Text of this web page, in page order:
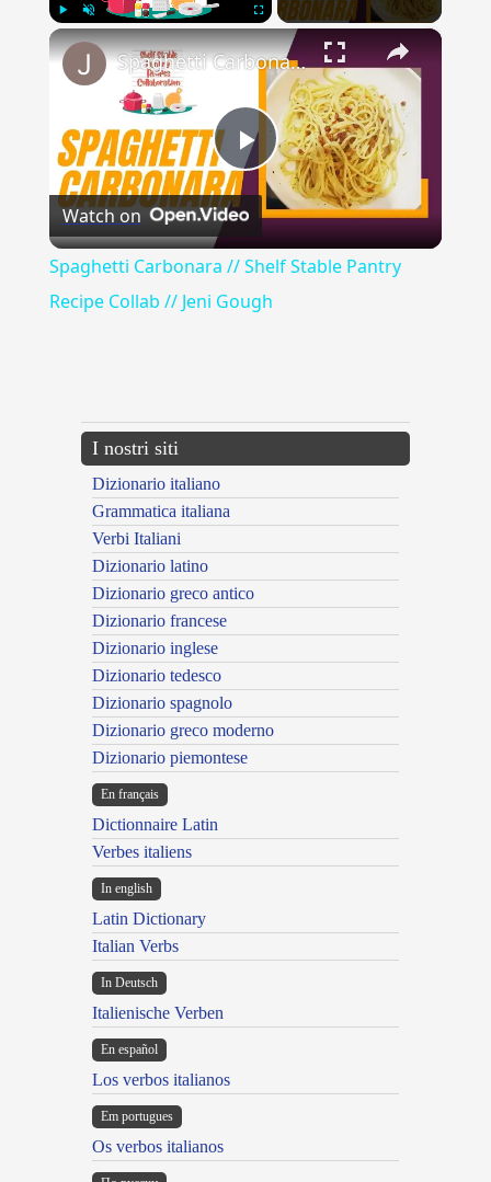
Fullscreen ×
Play
Video
Spaghetti Carbonara // Shelf Stable Pantry Recipe Collab // Jeni Gough
Watch on
Spaghetti Carbonara // Shelf Stable Pantry
Recipe Collab // Jeni Gough
I nostri siti
Dizionario italiano
Grammatica italiana
Verbi Italiani
Dizionario latino
Dizionario greco antico
Dizionario francese
Dizionario inglese
Dizionario tedesco
Dizionario spagnolo
Dizionario greco moderno
Dizionario piemontese
En français
Dictionnaire Latin
Verbes italiens
In english
Latin Dictionary
Italian Verbs
In Deutsch
Italienische Verben
En español
Los verbos italianos
Em portugues
Os verbos italianos